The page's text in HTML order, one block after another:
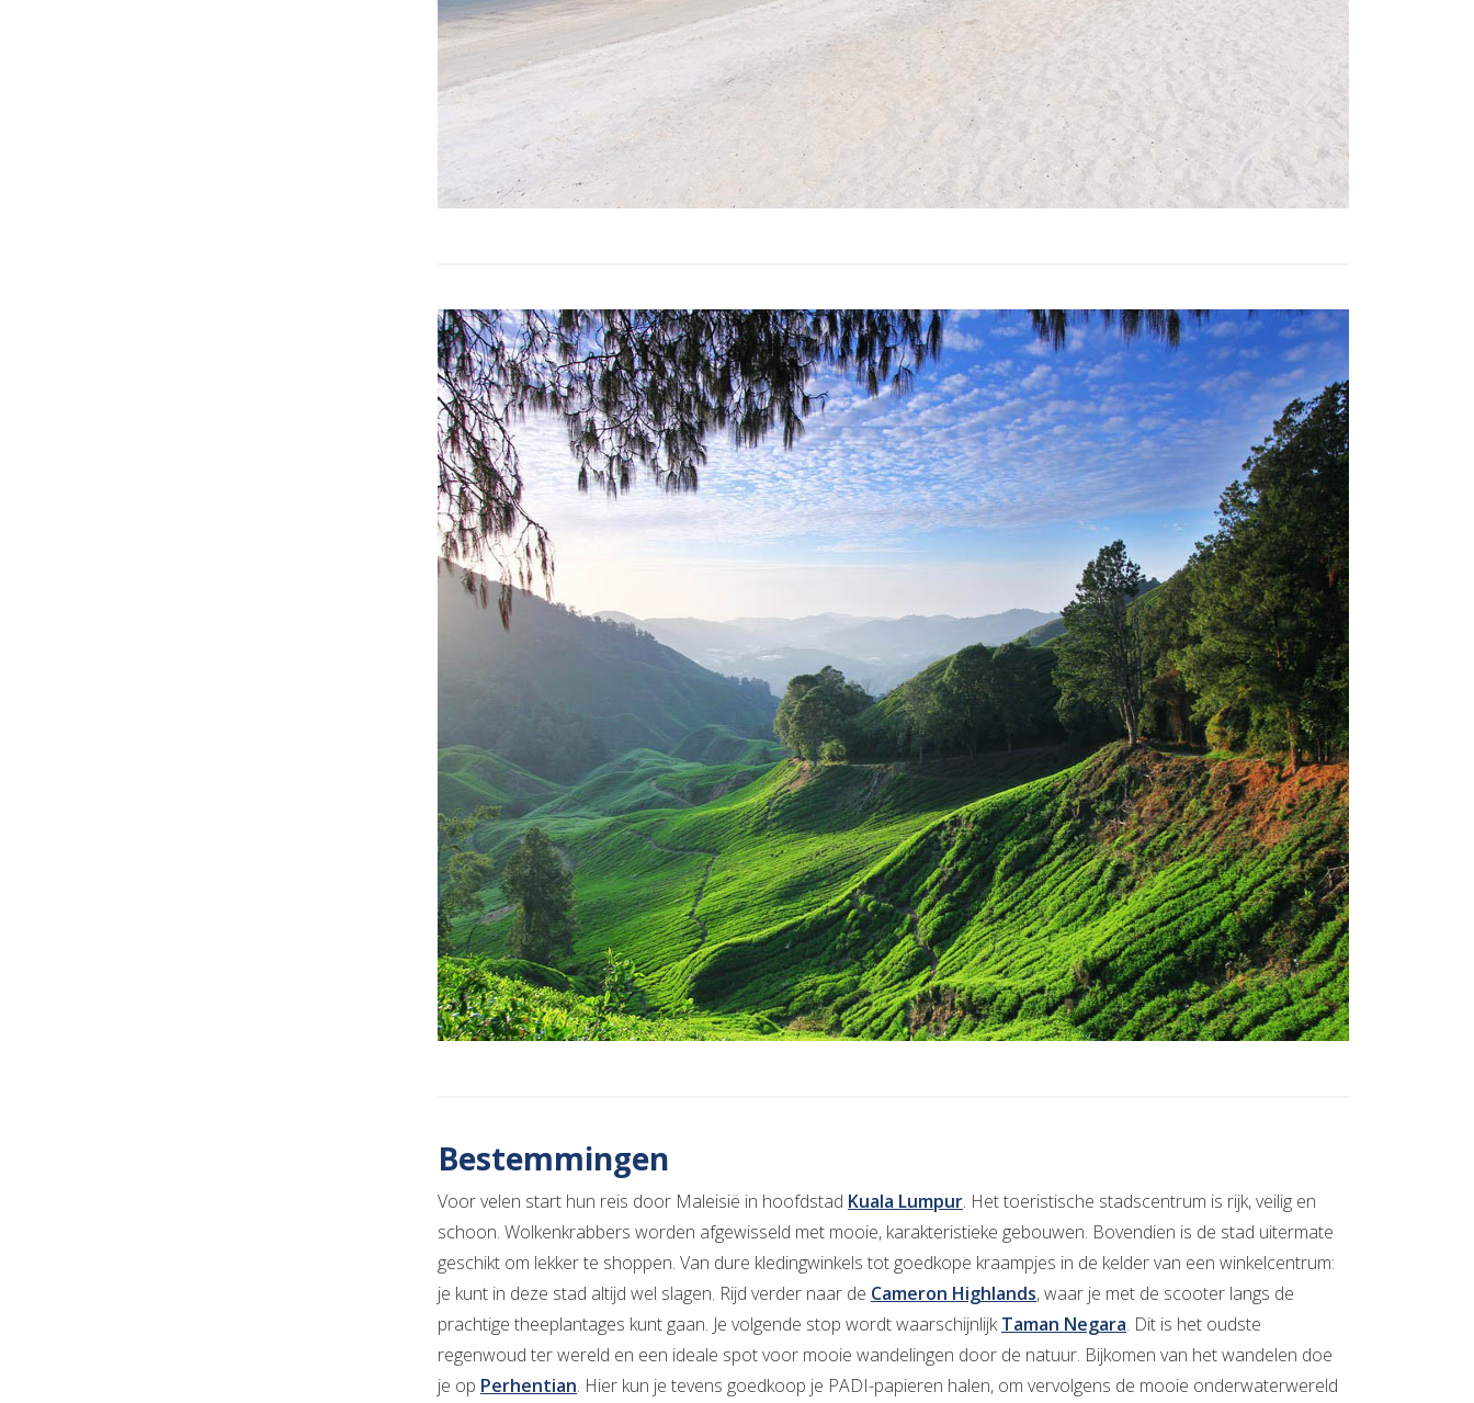
Bestemmingen
Voor velen start hun reis door Maleisië in hoofdstad Kuala Lumpur. Het toeristische stadscentrum is rijk, veilig en
schoon. Wolkenkrabbers worden afgewisseld met mooie, karakteristieke gebouwen. Bovendien is de stad uitermate
geschikt om lekker te shoppen. Van dure kledingwinkels tot goedkope kraampjes in de kelder van een winkelcentrum:
je kunt in deze stad altijd wel slagen. Rijd verder naar de Cameron Highlands, waar je met de scooter langs de
prachtige theeplantages kunt gaan. Je volgende stop wordt waarschijnlijkTaman Negara. Dit is het oudste
regenwoud ter wereld en een ideale spot voor mooie wandelingen door de natuur. Bijkomen van het wandelen doe
je op Perhentian. Hier kun je tevens goedkoop je PADI-papieren halen, om vervolgens de mooie onderwaterwereld